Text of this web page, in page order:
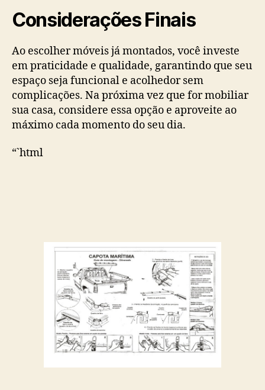
Considerações Finais
Ao escolher móveis já montados, você investe
em praticidade e qualidade, garantindo que seu
espaço seja funcional e acolhedor sem
complicações. Na próxima vez que for mobiliar
sua casa, considere essa opção e aproveite ao
máximo cada momento do seu dia.
“`html